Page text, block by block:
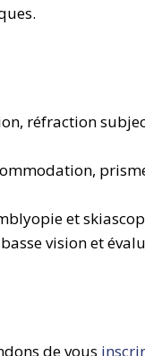
réfraction
et
vision et
de vous